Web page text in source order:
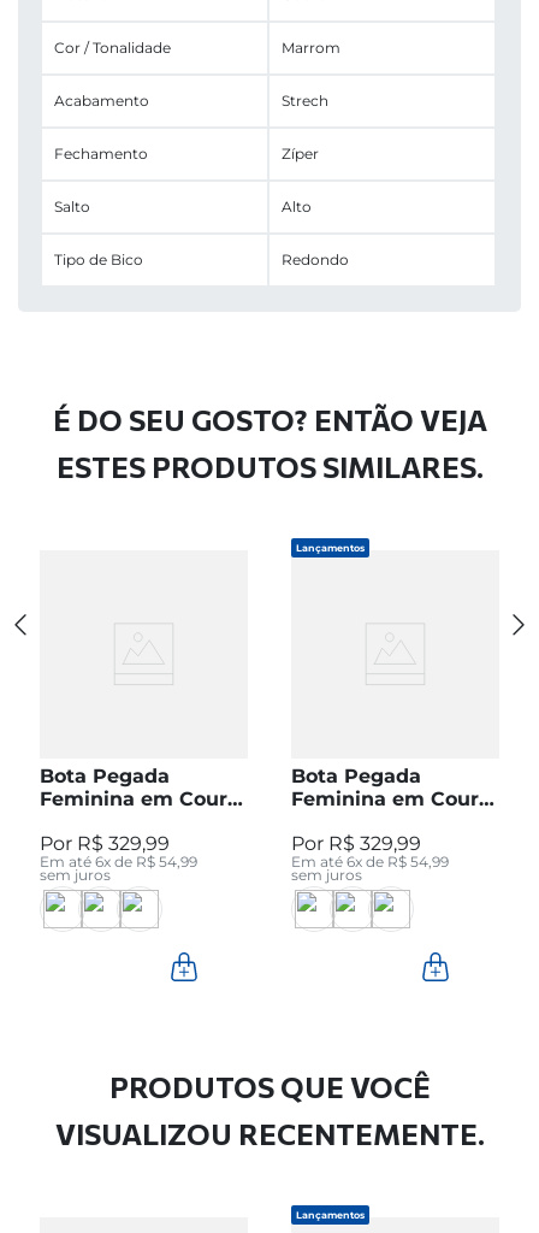
Cor / Tonalidade Marrom
Acabamento Strech
Fechamento Zíper
Salto Alto
Tipo de Bico Redondo
É DO SEU GOSTO? ENTÃO VEJA
ESTES PRODUTOS SIMILARES.
Bota Pegada
Feminina em Couro
280512-04
R$ 329,99
Em até 6x de R$ 54,99
sem juros
Lançamentos
Bota Pegada
Feminina em Couro
280512-05
R$ 329,99
Em até 6x de R$ 54,99
sem juros
PRODUTOS QUE VOCÊ
VISUALIZOU RECENTEMENTE.
Lançamentos